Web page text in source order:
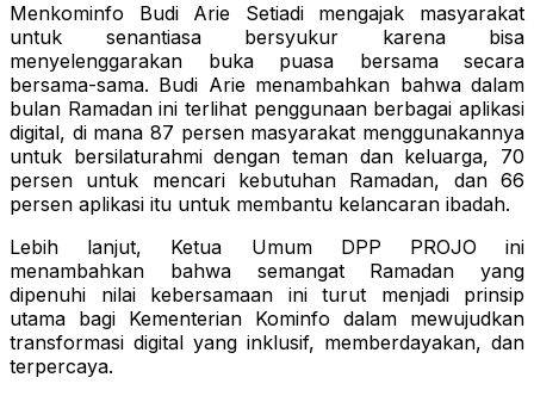
Menkominfo Budi Arie Setiadi mengajak masyarakat
untuk senantiasa bersyukur karena bisa
menyelenggarakan buka puasa bersama secara
bersama-sama. Budi Arie menambahkan bahwa dalam
bulan Ramadan ini terlihat penggunaan berbagai aplikasi
digital, di mana 87 persen masyarakat menggunakannya
untuk bersilaturahmi dengan teman dan keluarga, 70
persen untuk mencari kebutuhan Ramadan, dan 66
persen aplikasi itu untuk membantu kelancaran ibadah.
Lebih lanjut, Ketua Umum DPP PROJO ini
menambahkan bahwa semangat Ramadan yang
dipenuhi nilai kebersamaan ini turut menjadi prinsip
utama bagi Kementerian Kominfo dalam mewujudkan
transformasi digital yang inklusif, memberdayakan, dan
terpercaya.